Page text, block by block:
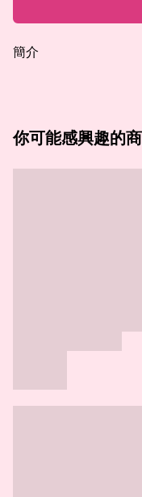
簡介
你可能感興趣的